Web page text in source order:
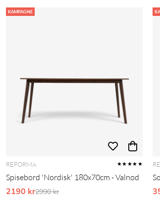
KAMPAGNE
REFORMA ★★★★★
Spisebord 'Nordisk' 180x70cm - Valnød
2190 krOrdinarie pris:
2990 kr